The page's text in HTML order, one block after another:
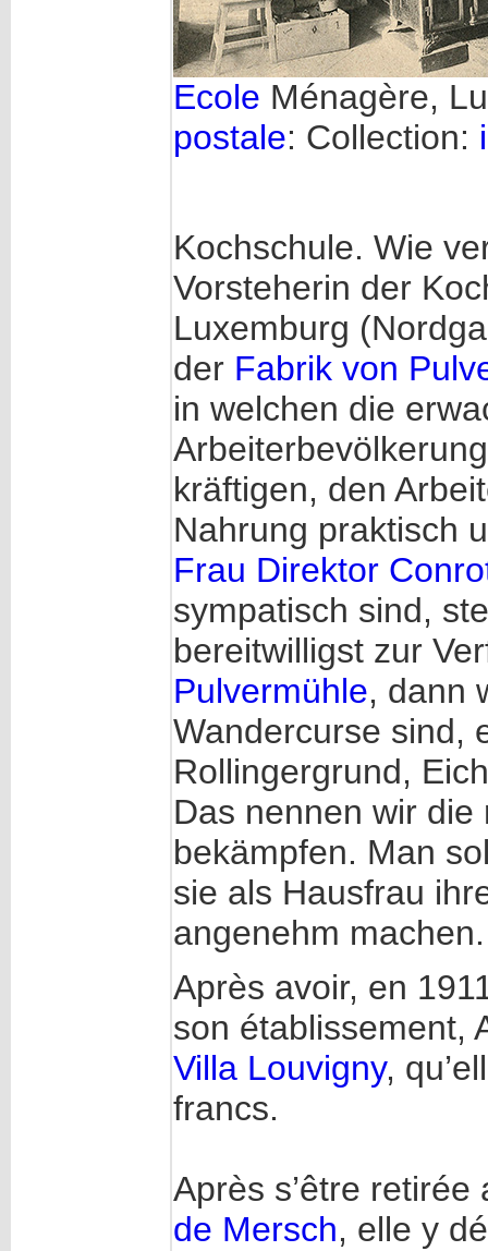
Ecole Ménagère,
postale: Collection:
Kochschule. Wie
Vorsteherin der
Luxemburg
der Fabrik von
in welchen die
kräftigen, den
Nahrung praktisch
Frau Direktor
sympatisch sind,
bereitwilligst zur
Pulvermühle, dann
Wandercurse sind,
Rollingergrund,
Das nennen wir die
bekämpfen. Man
sie als Hausfrau
angenehm
Après avoir, en
son établissement,
Villa Louvigny,
francs.
Après s’être
de Mersch, elle y